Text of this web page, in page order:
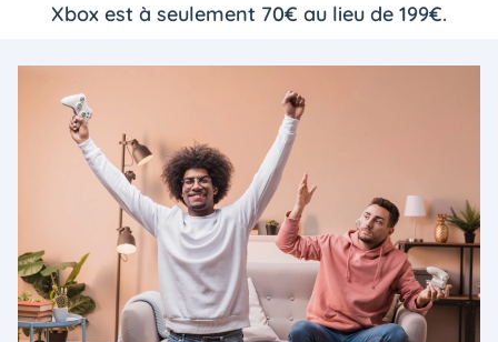
Xbox est à seulement 70€ au lieu de 199€.